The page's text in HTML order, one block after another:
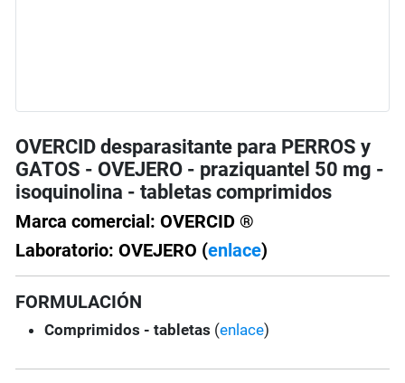
OVERCID desparasitante para PERROS y
GATOS - OVEJERO - praziquantel 50 mg -
isoquinolina - tabletas comprimidos
Marca comercial: OVERCID ®
Laboratorio: OVEJERO (enlace)
FORMULACIÓN
Comprimidos - tabletas (enlace)